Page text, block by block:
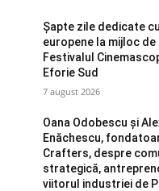
Șapte zile dedicate
europene la mijloc de
Festivalul
Eforie Sud
7 august 2026
Oana Odobescu și
Enăchescu,
Crafters, despre
strategică,
viitorul industriei de